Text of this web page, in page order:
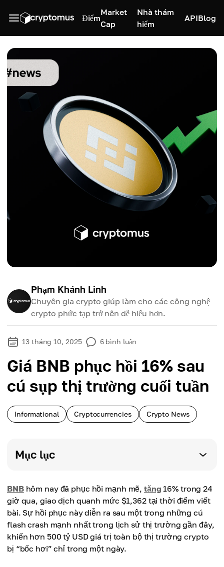
Điểm
Market
Cap
Nhà thám
hiểm
APIBlog
Phạm Khánh Linh
Chuyên gia crypto giúp làm cho các công nghệ
crypto phức tạp trở nên dễ hiểu hơn.
13 tháng 10, 2025 6 bình luận
Giá BNB phục hồi 16% sau
cú sụp thị trường cuối tuần
Informational Cryptocurrencies Crypto News
Mục lục
BNBhôm nay đã phục hồi mạnh mẽ,tăng 16% trong 24
giờ qua, giao dịch quanh mức $1,362 tại thời điểm viết
bài. Sự hồi phục này diễn ra sau một trong những cú
flash crash mạnh nhất trong lịch sử thị trường gần đây,
khiến hơn 500 tỷ USD giá trị toàn bộ thị trường crypto
bị “bốc hơi” chỉ trong một ngày.